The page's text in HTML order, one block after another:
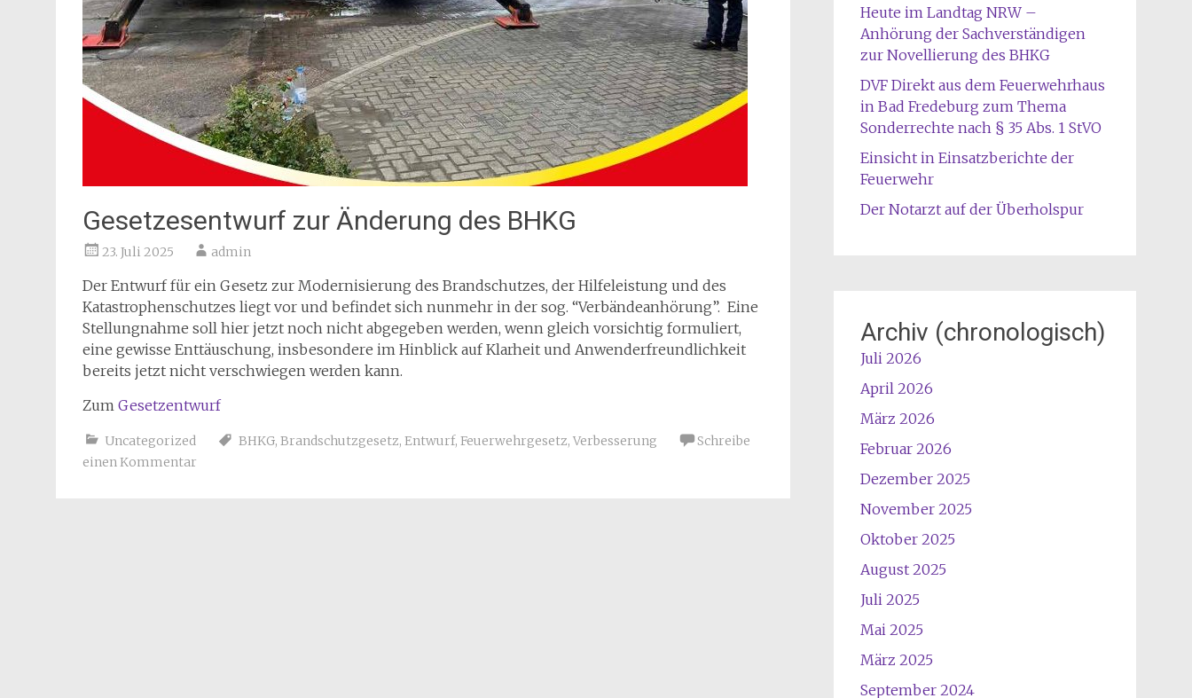
Gesetzesentwurf zur Änderung des BHKG
23. Juli 2025 admin
Der Entwurf für ein Gesetz zur Modernisierung des Brandschutzes, der Hilfeleistung und des
Katastrophenschutzes liegt vor und befindet sich nunmehr in der sog. “Verbändeanhörung”. Eine
Stellungnahme soll hier jetzt noch nicht abgegeben werden, wenn gleich vorsichtig formuliert,
eine gewisse Enttäuschung, insbesondere im Hinblick auf Klarheit und Anwenderfreundlichkeit
bereits jetzt nicht verschwiegen werden kann.
Zum Gesetzentwurf
Uncategorized BHKG, Brandschutzgesetz, Entwurf, Feuerwehrgesetz, Verbesserung
Schreibe
einen Kommentar
Heute im Landtag NRW –
Anhörung der Sachverständigen
zur Novellierung des BHKG
DVF Direkt aus dem Feuerwehrhaus
in Bad Fredeburg zum Thema
Sonderrechte nach § 35 Abs. 1 StVO
Einsicht in Einsatzberichte der
Feuerwehr
Der Notarzt auf der Überholspur
Archiv (chronologisch)
Juli 2026
April 2026
März 2026
Februar 2026
Dezember 2025
November 2025
Oktober 2025
August 2025
Juli 2025
Mai 2025
März 2025
September 2024